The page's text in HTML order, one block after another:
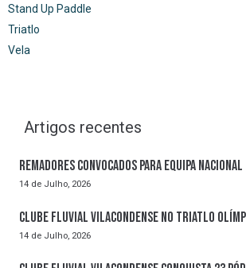
Stand Up Paddle
Triatlo
Vela
Artigos recentes
Remadores convocados para Equipa Nacional
14 de Julho, 2026
Clube Fluvial Vilacondense no Triatlo
14 de Julho, 2026